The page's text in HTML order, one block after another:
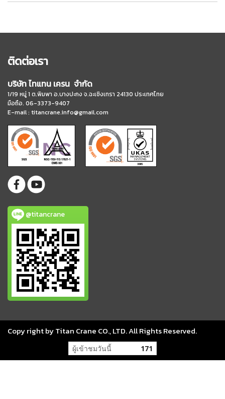
ติดต่อเรา
บริษัท ไทแทน เครน จำกัด
1/19 หมู่ 1 ต.พิมพา อ.บางปะกง จ.ฉะเชิงเทรา 24130 ประเทศไทย
มือถือ. 06-3373-9407
E-mail : titancrane.info@gmail.com
@titancrane
Copy right by Titan Crane CO., LTD. All Rights Reserved.
ผู้เข้าชมวันนี้ 171